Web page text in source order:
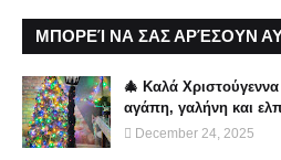
ΜΠΟΡΕΊ ΝΑ ΣΑΣ ΑΡΈΣΟΥΝ
🎄 Καλά
αγάπη, γαλήνη και
December 24, 2025